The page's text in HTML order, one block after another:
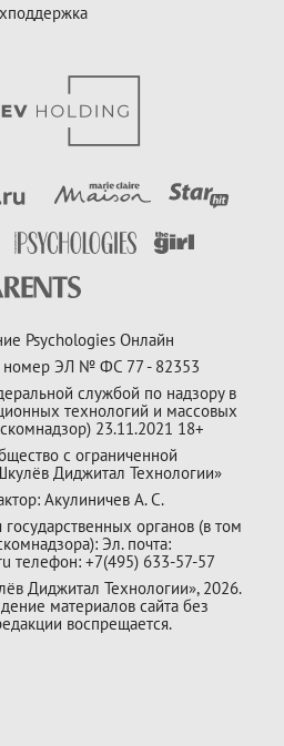
Psychologies Онлайн
номер ЭЛ № ФС 77 - 82353
службой по надзору в
технологий и массовых
23.11.2021 18+
с ограниченной
Диджитал Технологии»
Акулиничев А. С.
органов (в том
Эл. почта:
телефон: +7(495) 633-57-57
Диджитал Технологии», 2026.
материалов сайта без
воспрещается.